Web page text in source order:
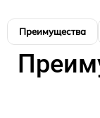
Преимущества